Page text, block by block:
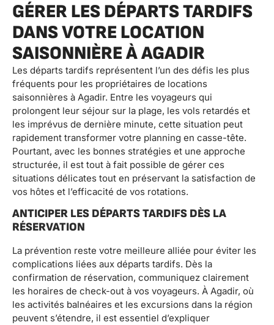
GÉRER LES DÉPARTS TARDIFS
DANS VOTRE LOCATION
SAISONNIÈRE À AGADIR
Les départs tardifs représentent l’un des défis les plus
fréquents pour les propriétaires de locations
saisonnières à Agadir. Entre les voyageurs qui
prolongent leur séjour sur la plage, les vols retardés et
les imprévus de dernière minute, cette situation peut
rapidement transformer votre planning en casse-tête.
Pourtant, avec les bonnes stratégies et une approche
structurée, il est tout à fait possible de gérer ces
situations délicates tout en préservant la satisfaction de
vos hôtes et l’efficacité de vos rotations.
ANTICIPER LES DÉPARTS TARDIFS DÈS LA
RÉSERVATION
La prévention reste votre meilleure alliée pour éviter les
complications liées aux départs tardifs. Dès la
confirmation de réservation, communiquez clairement
les horaires de check-out à vos voyageurs. À Agadir, où
les activités balnéaires et les excursions dans la région
peuvent s’étendre, il est essentiel d’expliquer